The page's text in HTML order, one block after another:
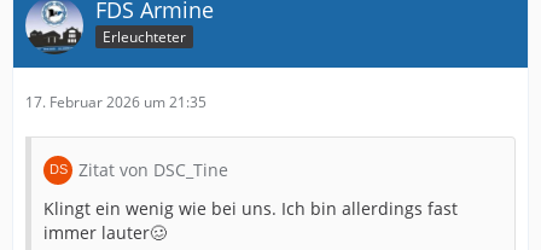
FDS Armine
Erleuchteter
17. Februar 2026 um 21:35
Zitat von DSC_Tine
Klingt ein wenig wie bei uns. Ich bin allerdings fast
immer lauter🥴